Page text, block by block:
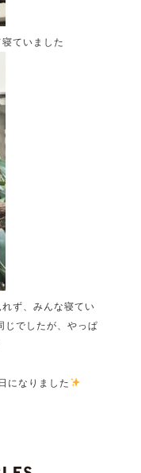
ていました
ず、みんな寝てい
じでしたが、やっぱ
になりました